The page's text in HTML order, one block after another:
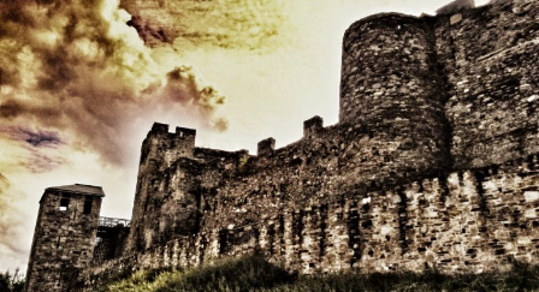
meseta
(Burgos-
León)